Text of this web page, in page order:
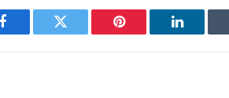
Facebook Twitter Pinterest LinkedIn